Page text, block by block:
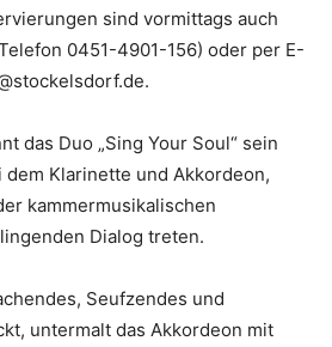
sind vormittags auch
0451-4901-156) oder per E-
das Duo „Sing Your Soul“ sein
dem Klarinette und Akkordeon,
kammermusikalischen
Dialog treten.
Seufzendes und
untermalt das Akkordeon mit